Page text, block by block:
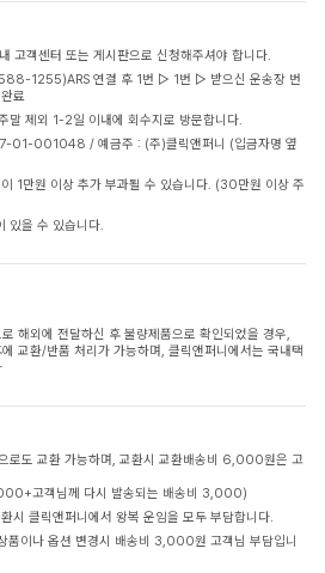
고객센터 또는 게시판으로 신청해주셔야 합니다.
1255)ARS 연결 후 1번 ▷ 1번 ▷ 받으신 운송장 번
료
말 제외 1-2일 이내에 회수지로 방문합니다.
01-001048 / 예금주 : (주)클릭앤퍼니 (입금자명 옆
1만원 이상 추가 부과될 수 있습니다. (30만원 이상 주
있을 수 있습니다.
해외에 전달하신 후 불량제품으로 확인되었을 경우,
교환/반품 처리가 가능하며, 클릭앤퍼니에서는 국내택
로도 교환 가능하며, 교환시 교환배송비 6,000원은 고
고객님께 다시 발송되는 배송비 3,000)
시 클릭앤퍼니에서 왕복 운임을 모두 부담합니다.
품이나 옵션 변경시 배송비 3,000원 고객님 부담입니